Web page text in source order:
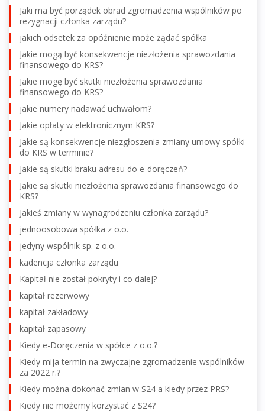
Jaki ma być porządek obrad zgromadzenia wspólników po
rezygnacji członka zarządu?
jakich odsetek za opóźnienie może żądać spółka
Jakie mogą być konsekwencje niezłożenia sprawozdania
finansowego do KRS?
Jakie mogę być skutki niezłożenia sprawozdania
finansowego do KRS?
jakie numery nadawać uchwałom?
Jakie opłaty w elektronicznym KRS?
Jakie są konsekwencje niezgłoszenia zmiany umowy spółki
do KRS w terminie?
Jakie są skutki braku adresu do e-doręczeń?
Jakie są skutki niezłożenia sprawozdania finansowego do
KRS?
Jakieś zmiany w wynagrodzeniu członka zarządu?
jednoosobowa spółka z o.o.
jedyny wspólnik sp. z o.o.
kadencja członka zarządu
Kapitał nie został pokryty i co dalej?
kapitał rezerwowy
kapitał zakładowy
kapitał zapasowy
Kiedy e-Doręczenia w spółce z o.o.?
Kiedy mija termin na zwyczajne zgromadzenie wspólników
za 2022 r.?
Kiedy można dokonać zmian w S24 a kiedy przez PRS?
Kiedy nie możemy korzystać z S24?